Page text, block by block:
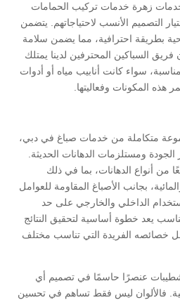
زهرة خدمات تركيب الحمامات
التصميم الأنسب لاحتياجاتهم. يتضمن
بطريقة احترافية، مما يضمن سلامة
فريق السباكين المحترفين لدينا يمتلك
سواء كانت أنابيب مياه أو أدوات
المكونات وفعاليتها.
متكاملة من خدمات صباغ في دبي،
ومستلزمات الدهانات الحديثة.
أنواع الدهانات، بما في ذلك
بجانب الأصباغ المقاومة للعوامل
الداخلي والخارجي على حد
يعد خطوة أساسية لتحقيق النتائج
خصائصه الفريدة التي تناسب مختلف
عنصرًا حاسمًا في تصميم أي
فالألوان ليس فقط تساهم في تحسين